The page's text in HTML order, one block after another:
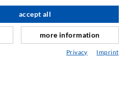
accept all
more information
Privacy Imprint